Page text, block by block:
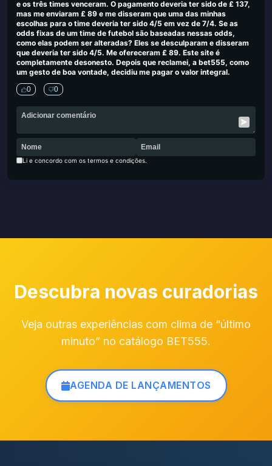
e os três times venceram. O pagamento deveria ter sido de £ 137,
mas me enviaram £ 89 e me disseram que uma das minhas
escolhas para o time deveria ter sido 4/5 em vez de 7/4. Se as
odds fixas de um time de futebol são baseadas nessas odds,
como elas podem ser alteradas? Eles se desculparam e disseram
que deveria ter sido 4/5. Me ofereceram £ 89. Este site é
completamente desonesto. Depois que reclamei, a bet555, como
um gesto de boa vontade, decidiu me pagar o valor integral.
0 0
Li e concordo com os termos e condições.
Descubra novas curadorias
Veja outras experiências com clima de “último
minuto” no catálogo BET555.
AGENDA DE LANÇAMENTOS